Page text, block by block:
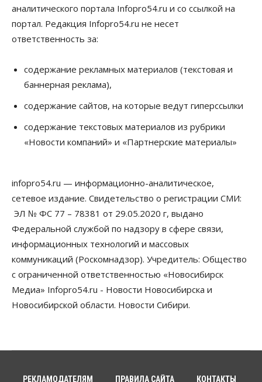
Бизнес Общество
Самые популярные у
предпринимателей сферы бизнеса назвали в
Новосибирске
Недвижимость
Летний марафон скидок в ГК «Расцветай — до 16
05 Августа 2026, 15:55
Недвижимость
Проект нового микрорайона на улице Кирова
Бизнес Промышленность
Новосибирские компании произвели косметики
на два миллиарда рублей
05 Августа 2026, 15:00
Власть Финансы
Криптовалюта в России официально стала
имуществом
05 Августа 2026, 14:00
Недвижимость
Ночные маршруты автобусов предлагают ввести
аналитического портала Infopro54.ru и со ссылкой на
портал. Редакция Infopro54.ru не несет
ответственность за:
содержание рекламных материалов (текстовая и
баннерная реклама),
содержание сайтов, на которые ведут гиперссылки
содержание текстовых материалов из рубрики
«Новости компаний» и «Партнерские материалы»
infopro54.ru — информационно-аналитическое,
сетевое издание. Свидетельство о регистрации СМИ:
ЭЛ № ФС 77 – 78381 от 29.05.2020 г, выдано
Федеральной службой по надзору в сфере связи,
информационных технологий и массовых
коммуникаций (Роскомнадзор). Учредитель: Общество
с ограниченной ответственностью «Новосибирск
Медиа» Infopro54.ru - Новости Новосибирска и
Новосибирской области. Новости Сибири.
РЕКЛАМОДАТЕЛЯМ ПРАВИЛА САЙТА КОНТАКТЫ